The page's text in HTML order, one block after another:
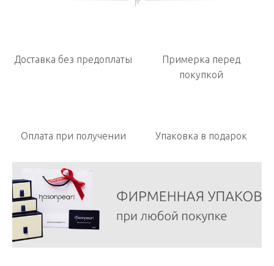
Доставка без предоплаты
Примерка перед
покупкой
Оплата при получении Упаковка в подарок